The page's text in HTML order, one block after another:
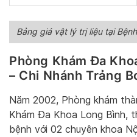
Bảng giá vật lý trị liệu tại
Phòng Khám Đa
– Chi Nhánh Trảng
Năm 2002, Phòng khám
Khám Đa Khoa Long Bình,
bệnh với 02 chuyên khoa